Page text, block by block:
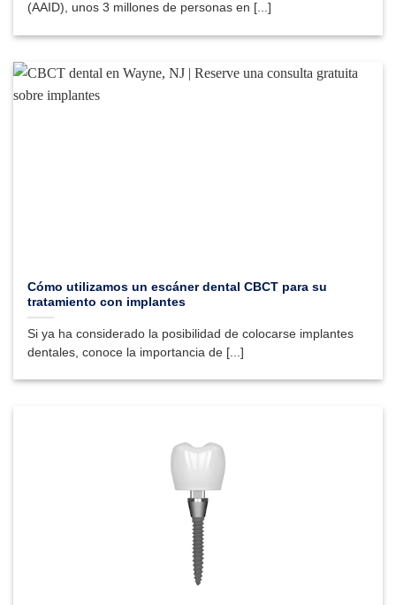
(AAID), unos 3 millones de personas en [...]
Cómo utilizamos un escáner dental CBCT para su
tratamiento con implantes
Si ya ha considerado la posibilidad de colocarse implantes
dentales, conoce la importancia de [...]